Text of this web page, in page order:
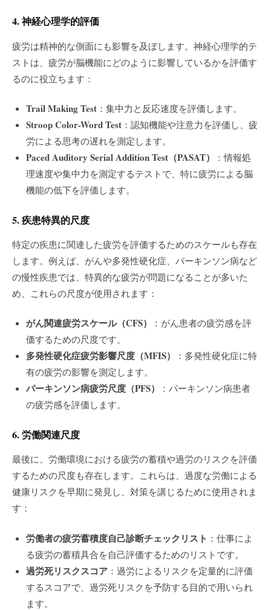
4. 神経心理学的評価
疲労は精神的な側面にも影響を及ぼします。神経心理学的テ
ストは、疲労が脳機能にどのように影響しているかを評価す
るのに役立ちます：
Trail Making Test：集中力と反応速度を評価します。
Stroop Color-Word Test：認知機能や注意力を評価し、疲
労による思考の遅れを測定します。
Paced Auditory Serial Addition Test（PASAT）
：情報処
理速度や集中力を測定するテストで、特に疲労による脳
機能の低下を評価します。
5. 疾患特異的尺度
特定の疾患に関連した疲労を評価するためのスケールも存在
します。例えば、がんや多発性硬化症、パーキンソン病など
の慢性疾患では、特異的な疲労が問題になることが多いた
め、これらの尺度が使用されます：
がん関連疲労スケール（CFS）
：がん患者の疲労感を評
価するための尺度です。
多発性硬化症疲労影響尺度（MFIS）
：多発性硬化症に特
有の疲労の影響を測定します。
パーキンソン病疲労尺度（PFS）
：パーキンソン病患者
の疲労感を評価します。
6. 労働関連尺度
最後に、労働環境における疲労の蓄積や過労のリスクを評価
するための尺度も存在します。これらは、過度な労働による
健康リスクを早期に発見し、対策を講じるために使用されま
す：
労働者の疲労蓄積度自己診断チェックリスト ：仕事によ
る疲労の蓄積具合を自己評価するためのリストです。
過労死リスクスコア：過労によるリスクを定量的に評価
するスコアで、過労死リスクを予防する目的で用いられ
ます。